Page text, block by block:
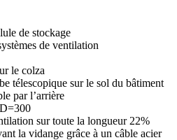
de stockage
de ventilation
le colza
télescopique sur le sol du bâtiment
par l’arrière
sur toute la longueur 22%
la vidange grâce à un câble acier